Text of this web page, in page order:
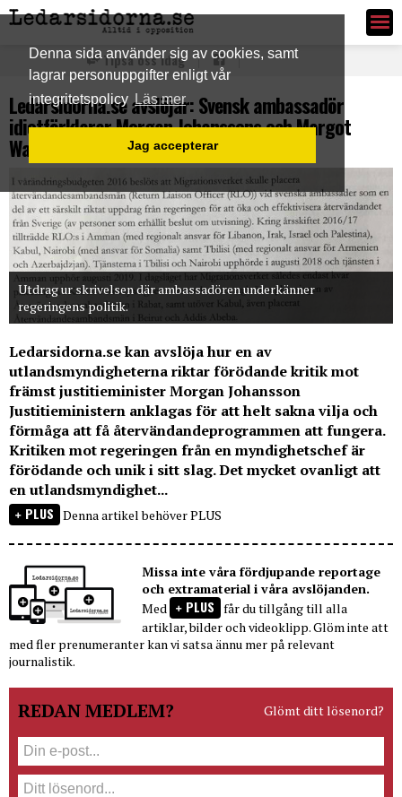
Denna sida använder sig av cookies, samt
lagrar personuppgifter enligt vår
integritetspolicy Läs mer
Jag accepterar
Ledarsidorna.se
Tipsa oss idag
Ledarsidorna.se avslöjar: Svensk ambassadör
idiotförklarar Morgan Johanssons och Margot
Wallströms politik
Utdrag ur skrivelsen där ambassadören underkänner
regeringens politik.
Ledarsidorna.se kan avslöja hur en av
utlandsmyndigheterna riktar förödande kritik mot
främst justitieminister Morgan Johansson
Justitieministern anklagas för att helt sakna vilja och
förmåga att få återvändandeprogrammen att fungera.
Kritiken mot regeringen från en myndighetschef är
förödande och unik i sitt slag. Det mycket ovanligt att
en utlandsmyndighet...
PLUS Denna artikel behöver PLUS
Missa inte våra fördjupande reportage
och extramaterial i våra avslöjanden.
Med
PLUS får du tillgång till alla
artiklar, bilder och videoklipp. Glöm inte att
med fler prenumeranter kan vi satsa ännu mer på relevant
journalistik.
REDAN MEDLEM? Glömt ditt lösenord?